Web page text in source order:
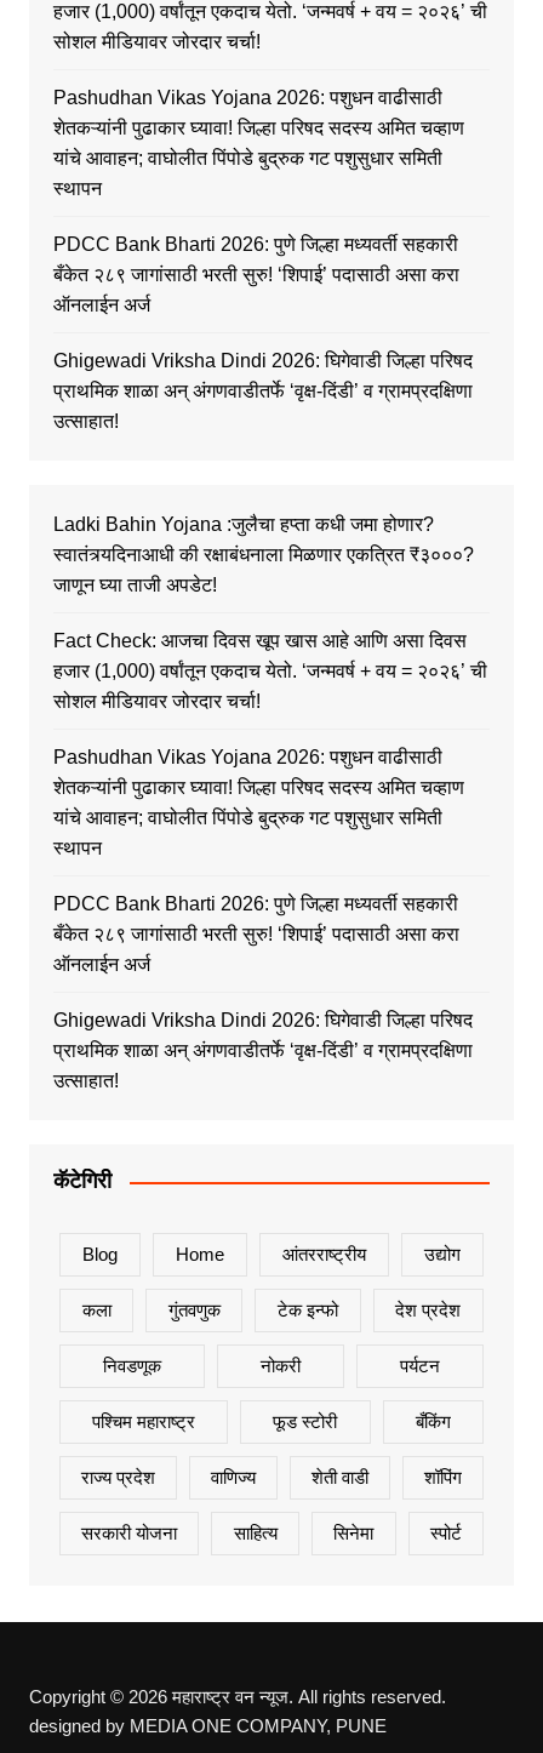
हजार (1,000) वर्षांतून एकदाच येतो. ‘जन्मवर्ष + वय = २०२६’ ची
सोशल मीडियावर जोरदार चर्चा!
Pashudhan Vikas Yojana 2026: पशुधन वाढीसाठी
शेतकऱ्यांनी पुढाकार घ्यावा! जिल्हा परिषद सदस्य अमित चव्हाण
यांचे आवाहन; वाघोलीत पिंपोडे बुद्रुक गट पशुसुधार समिती
स्थापन
PDCC Bank Bharti 2026: पुणे जिल्हा मध्यवर्ती सहकारी
बँकेत २८९ जागांसाठी भरती सुरु! ‘शिपाई’ पदासाठी असा करा
ऑनलाईन अर्ज
Ghigewadi Vriksha Dindi 2026: घिगेवाडी जिल्हा परिषद
प्राथमिक शाळा अन् अंगणवाडीतर्फे ‘वृक्ष-दिंडी’ व ग्रामप्रदक्षिणा
उत्साहात!
Ladki Bahin Yojana :जुलैचा हप्ता कधी जमा होणार?
स्वातंत्र्यदिनाआधी की रक्षाबंधनाला मिळणार एकत्रित ₹३०००?
जाणून घ्या ताजी अपडेट!
Fact Check: आजचा दिवस खूप खास आहे आणि असा दिवस
हजार (1,000) वर्षांतून एकदाच येतो. ‘जन्मवर्ष + वय = २०२६’ ची
सोशल मीडियावर जोरदार चर्चा!
Pashudhan Vikas Yojana 2026: पशुधन वाढीसाठी
शेतकऱ्यांनी पुढाकार घ्यावा! जिल्हा परिषद सदस्य अमित चव्हाण
यांचे आवाहन; वाघोलीत पिंपोडे बुद्रुक गट पशुसुधार समिती
स्थापन
PDCC Bank Bharti 2026: पुणे जिल्हा मध्यवर्ती सहकारी
बँकेत २८९ जागांसाठी भरती सुरु! ‘शिपाई’ पदासाठी असा करा
ऑनलाईन अर्ज
Ghigewadi Vriksha Dindi 2026: घिगेवाडी जिल्हा परिषद
प्राथमिक शाळा अन् अंगणवाडीतर्फे ‘वृक्ष-दिंडी’ व ग्रामप्रदक्षिणा
उत्साहात!
कॅटेगिरी
Blog Home आंतरराष्ट्रीय उद्योग
कला गुंतवणुक टेक इन्फो देश प्रदेश
निवडणूक नोकरी पर्यटन
पश्चिम महाराष्ट्र फूड स्टोरी बँकिंग
राज्य प्रदेश वाणिज्य शेती वाडी शॉपिंग
सरकारी योजना साहित्य सिनेमा स्पोर्ट
Copyright © 2026 महाराष्ट्र वन न्यूज. All rights reserved.
designed by MEDIA ONE COMPANY, PUNE